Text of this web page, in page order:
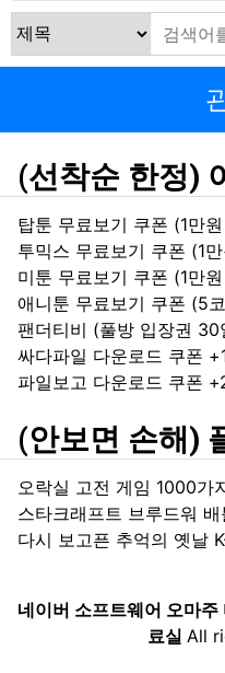
(선착순 한정)
탑툰 무료보기 쿠폰 (1만
투믹스 무료보기 쿠폰 (1
미툰 무료보기 쿠폰 (1만
애니툰 무료보기 쿠폰 (5
팬더티비 (풀방 입장권
싸다파일 다운로드 쿠폰
파일보고 다운로드 쿠폰
(안보면 손해)
오락실 고전 게임 1000가
스타크래프트 브루드워
다시 보고픈 추억의 옛날
네이버 소프트웨어 오마
료실 All